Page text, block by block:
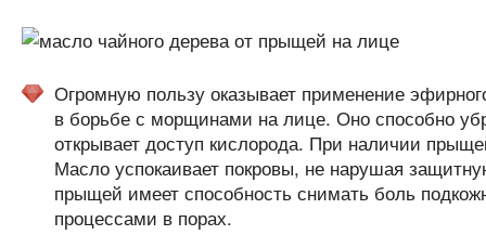
Огромную пользу оказывает применение
в борьбе с морщинами на лице. Оно способно
открывает доступ кислорода. При наличии
Масло успокаивает покровы, не нарушая
прыщей имеет способность снимать боль
процессами в порах.